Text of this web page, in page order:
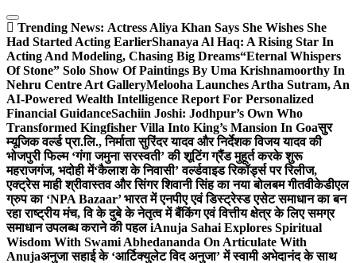
Skip
to
content
Trending News: Actress Aliya Khan Says She Wishes She
Had Started Acting EarlierShanaya Al Haq: A Rising Star In
Acting And Modeling, Chasing Big Dreams“Eternal Whispers
Of Stone” Solo Show Of Paintings By Uma Krishnamoorthy In
Nehru Centre Art GalleryMelooha Launches Artha Sutram, An
AI-Powered Wealth Intelligence Report For Personalized
Financial GuidanceSachiin Joshi: Jodhpur’s Own Who
Transformed Kingfisher Villa Into King’s Mansion In Goaसुर
म्यूजिक वर्ल्ड प्रा.लि., निर्माता सुरिंदर यादव और निर्देशक विजय यादव की
भोजपुरी फिल्म ‘गंगा जमुना सरस्वती’ की शूटिंग ग्रैंड मुहूर्त करके शुरू
महराजगंज, भदोही में‘कैलाश के निवासी’ वर्ल्डवाइड रिकॉर्ड्स पर रिलीज,
एक्ट्रेस माही श्रीवास्तव और सिंगर शिवानी सिंह का नया बोलबम गीतवीकेडीएल
ग्रुप का ‘NPA Bazaar’ भारत में एनपीए एवं डिस्ट्रेस्ड एसेट समाधान का बन
रहा राष्ट्रीय मंच, वि के दुबे के नेतृत्व में बैंकिंग एवं वित्तीय क्षेत्र के लिए समग्र
समाधान उपलब्ध कराने की पहल iAnuja Sahai Explores Spiritual
Wisdom With Swami Abhedananda On Articulate With
Anujaअनुजा सहाई के ‘आर्टिक्युलेट विद अनुजा’ में स्वामी अभेदानंद के साथ